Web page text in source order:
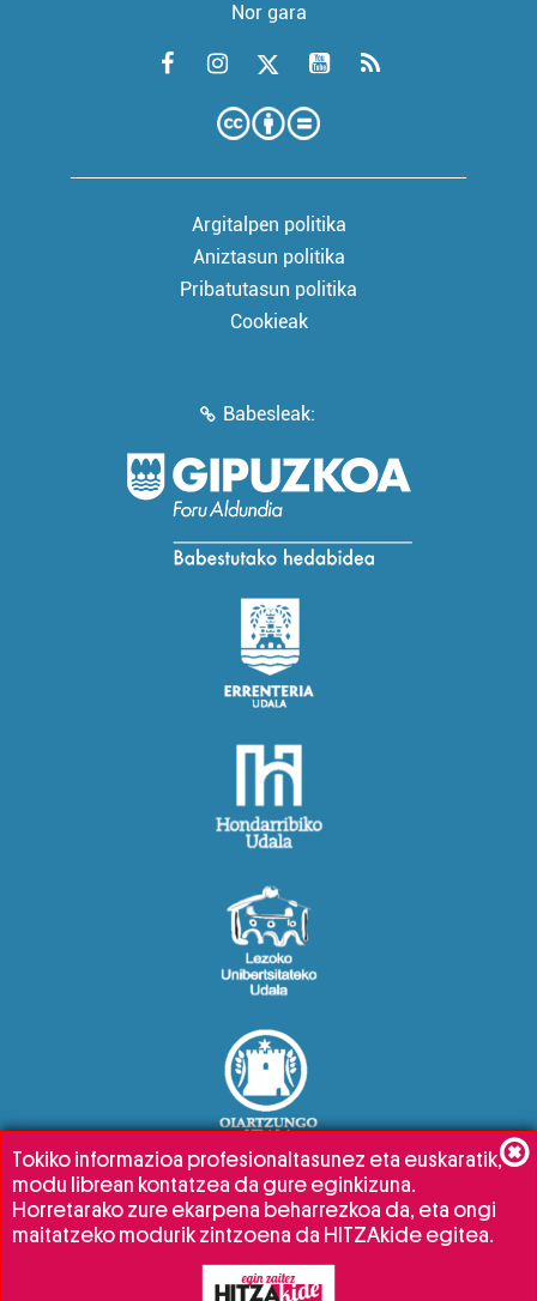
Nor gara
Argitalpen politika
Aniztasun politika
Pribatutasun politika
Cookieak
Babesleak:
Tokiko informazioa profesionaltasunez eta euskaratik,
modu librean kontatzea da gure eginkizuna.
Horretarako zure ekarpena beharrezkoa da, eta ongi
maitatzeko modurik zintzoena da HITZAkide egitea.